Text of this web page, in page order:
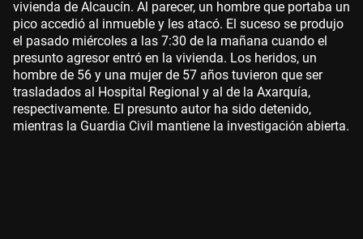
vivienda de Alcaucín. Al parecer, un hombre que portaba un
pico accedió al inmueble y les atacó. El suceso se produjo
el pasado miércoles a las 7:30 de la mañana cuando el
presunto agresor entró en la vivienda. Los heridos, un
hombre de 56 y una mujer de 57 años tuvieron que ser
trasladados al Hospital Regional y al de la Axarquía,
respectivamente. El presunto autor ha sido detenido,
mientras la Guardia Civil mantiene la investigación abierta.